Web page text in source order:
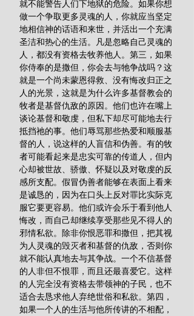
就不能警告人们下地狱的危险。如果你想
做一个争取更多灵魂的人，你就应当坚定
地相信神的话语和来世，并活出一个充满
圣洁和热心的生活。凡是忽略自己灵魂的
人，都没有资格去牧养他人。第三，如果
你侍奉的是撒但，你会去与牠争战吗？这
就是一个尚未蒙恩得救、没有悔改归正之
人的光景，这就是为什么许多基督教会的
牧者是基督仇敌的原因。他们也许在嘴上
谈论基督和敬虔，但私下却尽可能地去行
抵挡祂的事。他们辱骂那些热爱和顺服基
督的人，说这样的人盲信和伪善。有的牧
者可能看起来是忠实可靠的传道人，但内
心却被世故、骄傲、怀疑以及对敬虔的反
感所支配。假冒伪善者能够在表面上看来
是诚恳的，因为在口头上反对罪比实际克
服它要更容易。他们或许会乐于看到他人
悔改，而自己却继续享受那些见不得人的
邪情私欲。除非你恨恶罪和撒但，把其视
为人灵魂的毁灭者和基督的仇敌，否则你
就不能认真地去与其争战。一个不信基督
的人非但不恨罪，而且还最喜爱它。这样
的人完全没有资格去带领神的子民，也不
适合去恳求他人弃绝世俗和私欲。第四，
如果一个人的生活与他所传讲的不相配，